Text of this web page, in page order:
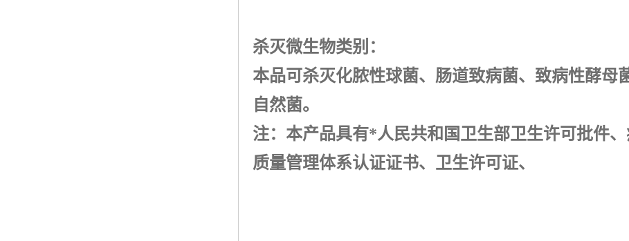
杀灭微生物类别：
本品可杀灭化脓性球菌、肠道致病菌、致病性酵母
自然菌。
注：本产品具有*人民共和国卫生部卫生许可批件、
质量管理体系认证证书、卫生许可证、